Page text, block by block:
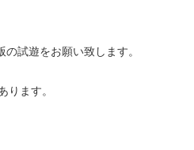
試遊をお願い致します。
ます。